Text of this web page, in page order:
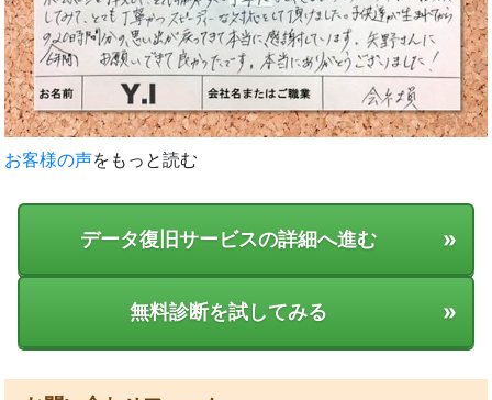
お客様の声をもっと読む
データ復旧サービスの詳細へ進む »
無料診断を試してみる »